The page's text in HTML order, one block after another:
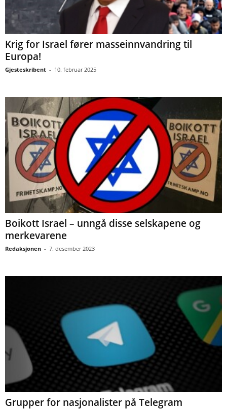
Krig for Israel fører masseinnvandring til
Europa!
Gjesteskribent - 10. februar 2025
Boikott Israel – unngå disse selskapene og
merkevarene
Redaksjonen - 7. desember 2023
Grupper for nasjonalister på Telegram